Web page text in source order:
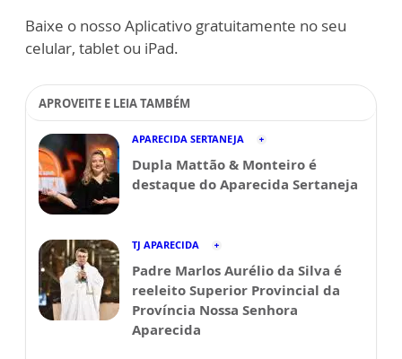
Baixe o nosso Aplicativo gratuitamente no seu
celular, tablet ou iPad.
APROVEITE E LEIA TAMBÉM
APARECIDA SERTANEJA
Dupla Mattão & Monteiro é
destaque do Aparecida Sertaneja
TJ APARECIDA
Padre Marlos Aurélio da Silva é
reeleito Superior Provincial da
Província Nossa Senhora
Aparecida